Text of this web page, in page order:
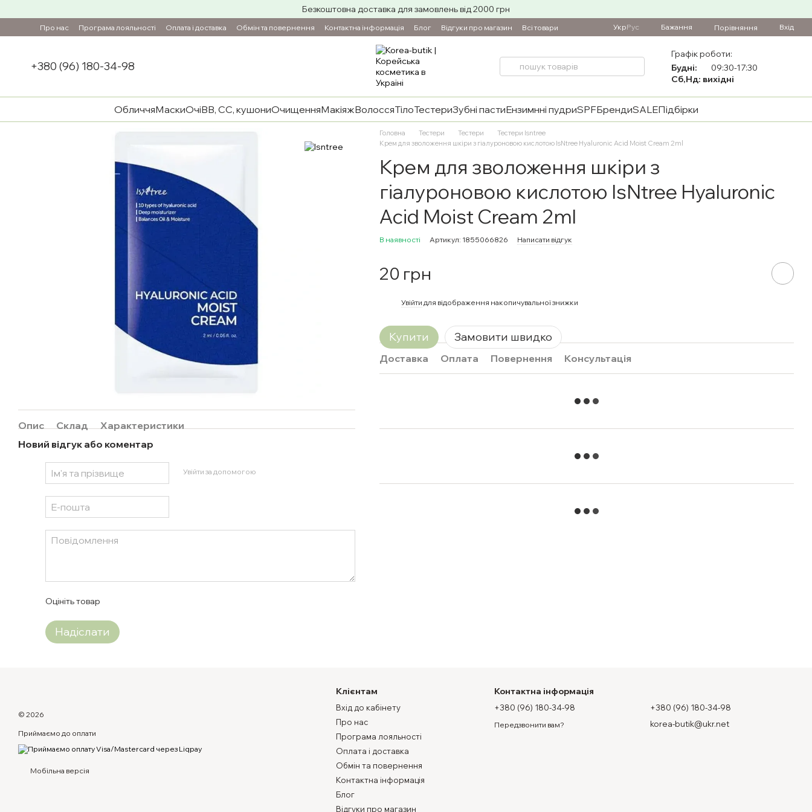
Безкоштовна доставка для замовлень від 2000 грн
Про нас Програма лояльності Оплата і доставка Обмін та повернення Контактна інформація Блог Відгуки про магазин Всі товари УкрРус Бажання Порівняння Вхід
+380 (96) 180-34-98
Графік роботи:
Будні:
09:30-17:30
Сб,Нд: вихідні
ОбличчяМаскиОчіBB, CC, кушониОчищенняМакіяжВолоссяТілоТестериЗубні пастиЕнзимнні пудриSPFБрендиSALEПідбірки
Опис Склад
Характеристики
Новий відгук або коментар
Увійти за допомогою
Оцініть товар
Надіслати
Головна Тестери Тестери
Тестери Isntree
Крем для зволоження шкіри з гіалуроновою кислотою IsNtree Hyaluronic Acid Moist Cream 2ml
Крем для зволоження шкіри з
гіалуроновою кислотою IsNtree Hyaluronic
Acid Moist Cream 2ml
В наявності Артикул: 1855066826 Написати відгук
20 грн
Увійти для відображення накопичувальної знижки
Купити Замовити швидко
Доставка Оплата Повернення Консультація
© 2026
Приймаємо до оплати
Мобільна версія
Клієнтам
Вхід до кабінету
Про нас
Програма лояльності
Оплата і доставка
Обмін та повернення
Контактна інформація
Блог
Відгуки про магазин
Контактна інформація
+380 (96) 180-34-98
Передзвонити вам?
+380 (96) 180-34-98
korea-butik@ukr.net